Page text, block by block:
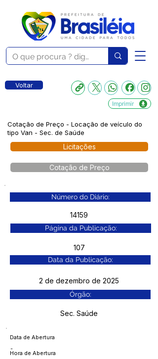
Voltar
Imprimir
Cotação de Preço - Locação de veículo do
tipo Van - Sec. de Saúde
Licitações
Cotação de Preço
Número do Diário:
14159
Página da Publicação:
107
Data da Publicação:
2 de dezembro de 2025
Órgão:
Sec. Saúde
Data de Abertura
-
Hora de Abertura